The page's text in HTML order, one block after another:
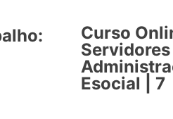
Curso
Esocial | 7